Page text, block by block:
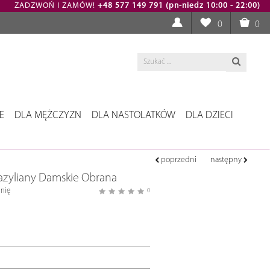
ZADZWOŃ I ZAMÓW! +48 577 149 791 (pn-niedz 10:00 - 22:00)
0 0
DLA MĘŻCZYZN DLA NASTOLATKÓW DLA DZIECI
poprzedni następny
Damskie Obrana
0